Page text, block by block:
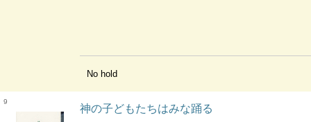
No hold
9
神の子どもたちはみな踊る